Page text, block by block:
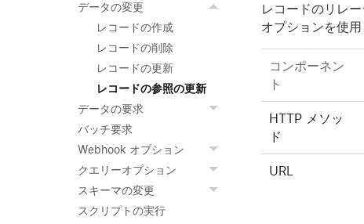
データの変更
レコードの作成
レコードの削除
レコードの更新
レコードの参照の更新
データの要求
バッチ要求
Webhook オプション
クエリーオプション
スキーマの変更
スクリプトの実行
レコードのリレ
オプションを使
コンポーネン
ト
HTTP メソッ
ド
URL